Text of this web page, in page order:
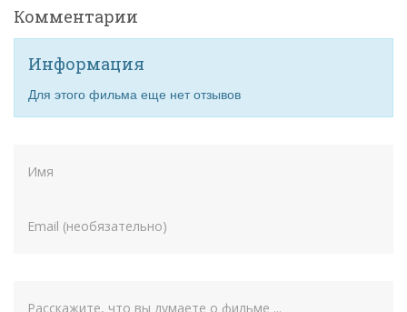
Комментарии
Информация
Для этого фильма еще нет отзывов